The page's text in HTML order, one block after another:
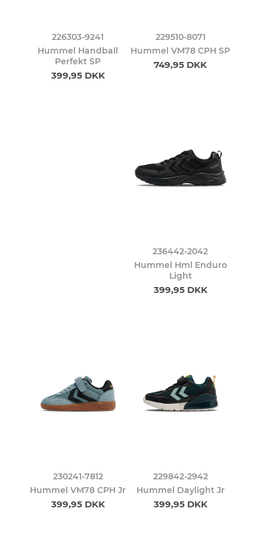
226303-9241
Hummel Handball
Perfekt SP
399,95 DKK
229510-8071
Hummel VM78 CPH SP
749,95 DKK
236442-2042
Hummel Hml Enduro
Light
399,95 DKK
230241-7812
Hummel VM78 CPH Jr
399,95 DKK
229842-2942
Hummel Daylight Jr
399,95 DKK